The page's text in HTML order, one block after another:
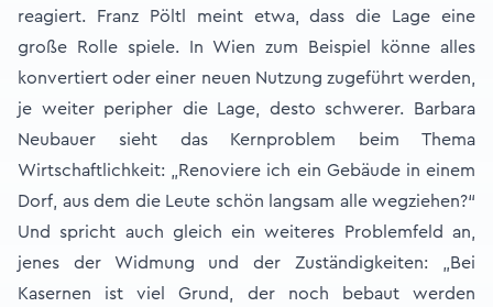
reagiert. Franz Pöltl meint etwa, dass die Lage eine
große Rolle spiele. In Wien zum Beispiel könne alles
konvertiert oder einer neuen Nutzung zugeführt werden,
je weiter peripher die Lage, desto schwerer. Barbara
Neubauer sieht das Kernproblem beim Thema
Wirtschaftlichkeit: „Renoviere ich ein Gebäude in einem
Dorf, aus dem die Leute schön langsam alle wegziehen?“
Und spricht auch gleich ein weiteres Problemfeld an,
jenes der Widmung und der Zuständigkeiten: „Bei
Kasernen ist viel Grund, der noch bebaut werden